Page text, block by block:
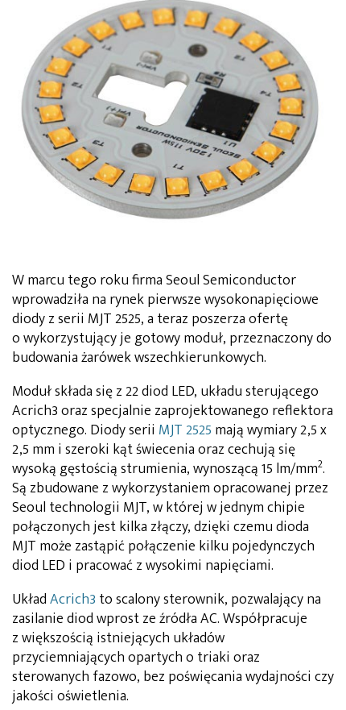
W marcu tego roku firma Seoul Semiconductor
wprowadziła na rynek pierwsze wysokonapięciowe
diody z serii MJT 2525, a teraz poszerza ofertę
o wykorzystujący je gotowy moduł, przeznaczony do
budowania żarówek wszechkierunkowych.
Moduł składa się z 22 diod LED, układu sterującego
Acrich3 oraz specjalnie zaprojektowanego reflektora
optycznego. Diody serii MJT 2525 mają wymiary 2,5 x
2,5 mm i szeroki kąt świecenia oraz cechują się
wysoką gęstością strumienia, wynoszącą 15 lm/mm2.
Są zbudowane z wykorzystaniem opracowanej przez
Seoul technologii MJT, w której w jednym chipie
połączonych jest kilka złączy, dzięki czemu dioda
MJT może zastąpić połączenie kilku pojedynczych
diod LED i pracować z wysokimi napięciami.
UkładAcrich3 to scalony sterownik, pozwalający na
zasilanie diod wprost ze źródła AC. Współpracuje
z większością istniejących układów
przyciemniających opartych o triaki oraz
sterowanych fazowo, bez poświęcania wydajności czy
jakości oświetlenia.